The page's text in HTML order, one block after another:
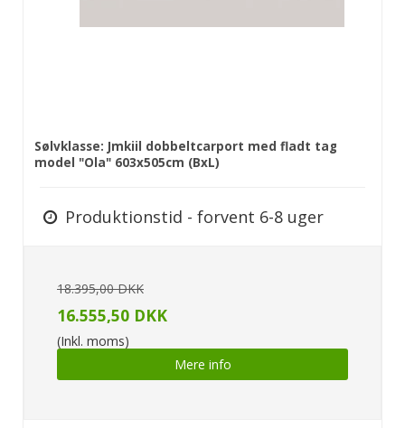
Sølvklasse: Jmkiil dobbeltcarport med fladt tag
model "Ola" 603x505cm (BxL)
Produktionstid - forvent 6-8 uger
18.395,00 DKK
16.555,50 DKK
(Inkl. moms)
Mere info